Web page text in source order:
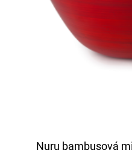
Nuru bambusová